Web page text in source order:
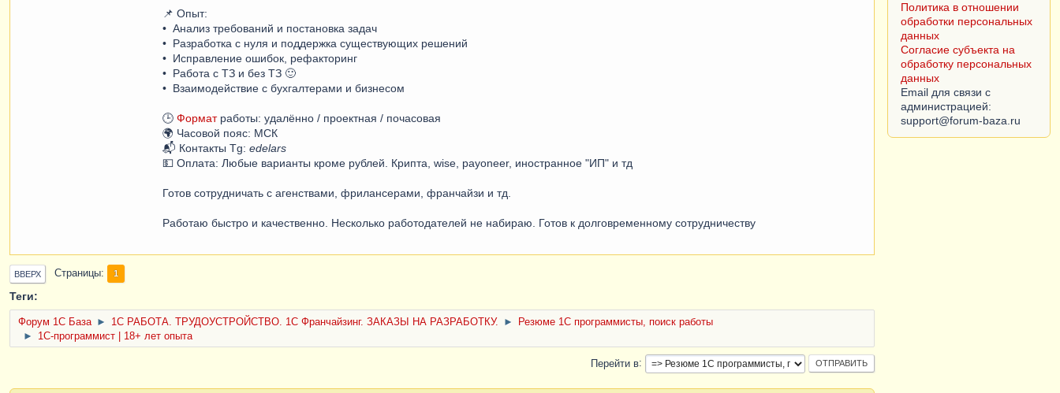
📌 Опыт:
• Анализ требований и постановка задач
• Разработка с нуля и поддержка существующих решений
• Исправление ошибок, рефакторинг
• Работа с ТЗ и без ТЗ 🙂
• Взаимодействие с бухгалтерами и бизнесом
🕒 Форматработы: удалённо / проектная / почасовая
🌍 Часовой пояс: МСК
📬 Контакты Tg: edelars
💵 Оплата: Любые варианты кроме рублей. Крипта, wise, payoneer, иностранное "ИП" и тд
Готов сотрудничать с агенствами, фрилансерами, франчайзи и тд.
Работаю быстро и качественно. Несколько работодателей не набираю. Готов к долговременному сотрудничеству
ВВЕРХ Страницы 1
Теги:
Форум 1C База ► 1С РАБОТА. ТРУДОУСТРОЙСТВО. 1С Франчайзинг. ЗАКАЗЫ НА РАЗРАБОТКУ. ►
Резюме 1С программисты, поиск работы
►
1С-программист | 18+ лет опыта
Перейти в
Политика в отношении
обработки персональных
данных
Согласие субъекта на
обработку персональных
данных
Email для связи с
администрацией: